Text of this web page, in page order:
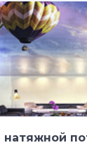
натяжной